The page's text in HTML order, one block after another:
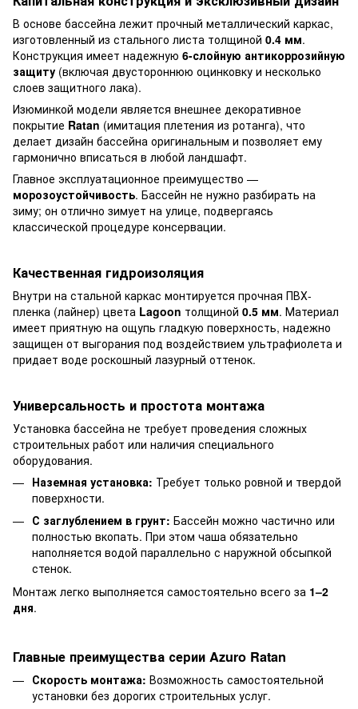
В основе бассейна лежит прочный металлический каркас,
изготовленный из стального листа толщиной 0.4 мм.
Конструкция имеет надежную 6-слойную антикоррозийную
защиту (включая двустороннюю оцинковку и несколько
слоев защитного лака).
Изюминкой модели является внешнее декоративное
покрытие Ratan (имитация плетения из ротанга), что
делает дизайн бассейна оригинальным и позволяет ему
гармонично вписаться в любой ландшафт.
Главное эксплуатационное преимущество —
морозоустойчивость. Бассейн не нужно разбирать на
зиму; он отлично зимует на улице, подвергаясь
классической процедуре консервации.
Качественная гидроизоляция
Внутри на стальной каркас монтируется прочная ПВХ-
пленка (лайнер) цвета Lagoon толщиной 0.5 мм. Материал
имеет приятную на ощупь гладкую поверхность, надежно
защищен от выгорания под воздействием ультрафиолета и
придает воде роскошный лазурный оттенок.
Универсальность и простота монтажа
Установка бассейна не требует проведения сложных
строительных работ или наличия специального
оборудования.
Наземная установка: Требует только ровной и твердой
поверхности.
С заглублением в грунт: Бассейн можно частично или
полностью вкопать. При этом чаша обязательно
наполняется водой параллельно с наружной обсыпкой
стенок.
Монтаж легко выполняется самостоятельно всего за 1–2
дня.
Главные преимущества серии Azuro Ratan
Скорость монтажа: Возможность самостоятельной
установки без дорогих строительных услуг.